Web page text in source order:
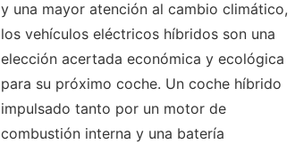
y una mayor atención al cambio climático,
los vehículos eléctricos híbridos son una
elección acertada económica y ecológica
para su próximo coche. Un coche híbrido
impulsado tanto por un motor de
combustión interna y una batería